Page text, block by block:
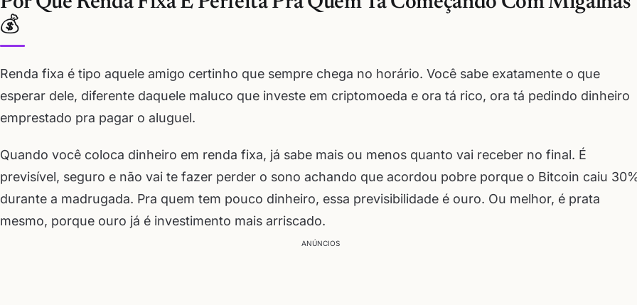
💰
Renda fixa é tipo aquele amigo certinho que sempre chega no horário. Você sabe exatamente o que
esperar dele, diferente daquele maluco que investe em criptomoeda e ora tá rico, ora tá pedindo dinheiro
emprestado pra pagar o aluguel.
Quando você coloca dinheiro em renda fixa, já sabe mais ou menos quanto vai receber no final. É
previsível, seguro e não vai te fazer perder o sono achando que acordou pobre porque o Bitcoin caiu
durante a madrugada. Pra quem tem pouco dinheiro, essa previsibilidade é ouro. Ou melhor, é prata
mesmo, porque ouro já é investimento mais arriscado.
ANÚNCIOS